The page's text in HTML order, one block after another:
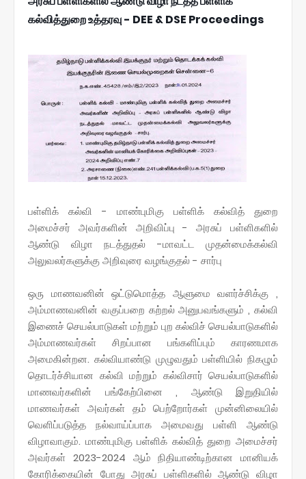
கல்வித்துறை உத்தரவு - DEE & DSE Proceedings
பள்ளிக் கல்வி - மாண்புமிகு பள்ளிக் கல்வித் துறை
அமைச்சர் அவர்களின் அறிவிப்பு - அரசுப் பள்ளிகளில்
ஆண்டு விழா நடத்துதல் -மாவட்ட முதன்மைக்கல்வி
அலுவலர்களுக்கு அறிவுரை வழங்குதல் - சார்பு
ஒரு மாணவனின் ஒட்டுமொத்த ஆளுமை வளர்ச்சிக்கு ,
அம்மாணவனின் வகுப்பறை கற்றல் அனுபவங்களும் , கல்வி
இணைச் செயல்பாடுகள் மற்றும் புற கல்விச் செயல்பாடுகளில்
அம்மாணவர்கள் சிறப்பான பங்களிப்பும் காரணமாக
அமைகின்றன. கல்வியாண்டு முழுவதும் பள்ளியில் நிகழும்
தொடர்ச்சியான கல்வி மற்றும் கல்விசார் செயல்பாடுகளில்
மாணவர்களின் பங்கேற்பினை , ஆண்டு இறுதியில்
மாணவர்கள் அவர்கள் தம் பெற்றோர்கள் முன்னிலையில்
வெளிப்படுத்த நல்வாய்ப்பாக அமைவது பள்ளி ஆண்டு
விழாவாகும். மாண்புமிகு பள்ளிக் கல்வித் துறை அமைச்சர்
அவர்கள் 2023-2024 ஆம் நிதியாண்டிற்கான மானியக்
கோரிக்கையின் போது அரசுப் பள்ளிகளில் ஆண்டு விழா